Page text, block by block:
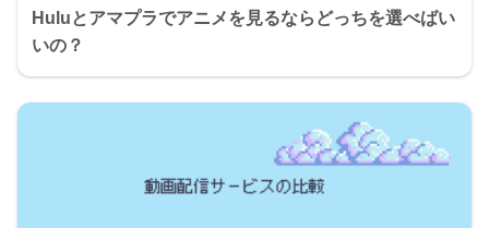
Huluとアマプラでアニメを見るならどっちを選べばい
いの？